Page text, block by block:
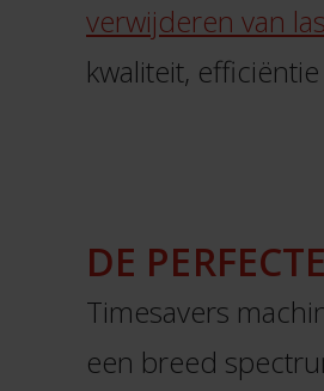
verwijderen van
kwaliteit,
DE
Timesavers
een breed